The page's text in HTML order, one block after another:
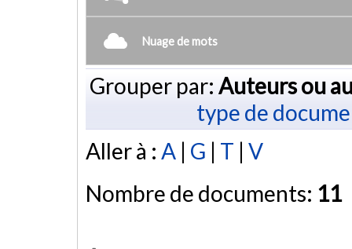
Nuage de mots
Grouper par: Auteurs ou
type de
Aller à : A | G | T | V
Nombre de documents: 11